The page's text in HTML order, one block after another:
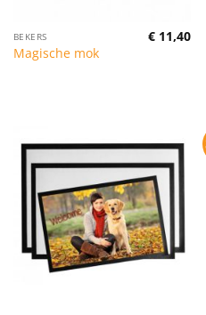
BEKERS
Magische mok
€ 11,40